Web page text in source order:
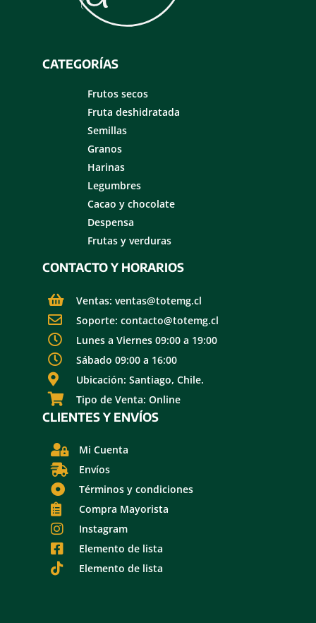
CATEGORÍAS
Frutos secos
Fruta deshidratada
Semillas
Granos
Harinas
Legumbres
Cacao y chocolate
Despensa
Frutas y verduras
CONTACTO Y HORARIOS
Ventas: ventas@totemg.cl
Soporte: contacto@totemg.cl
Lunes a Viernes 09:00 a 19:00
Sábado 09:00 a 16:00
Ubicación: Santiago, Chile.
Tipo de Venta: Online
CLIENTES Y ENVÍOS
Mi Cuenta
Envíos
Términos y condiciones
Compra Mayorista
Instagram
Elemento de lista
Elemento de lista